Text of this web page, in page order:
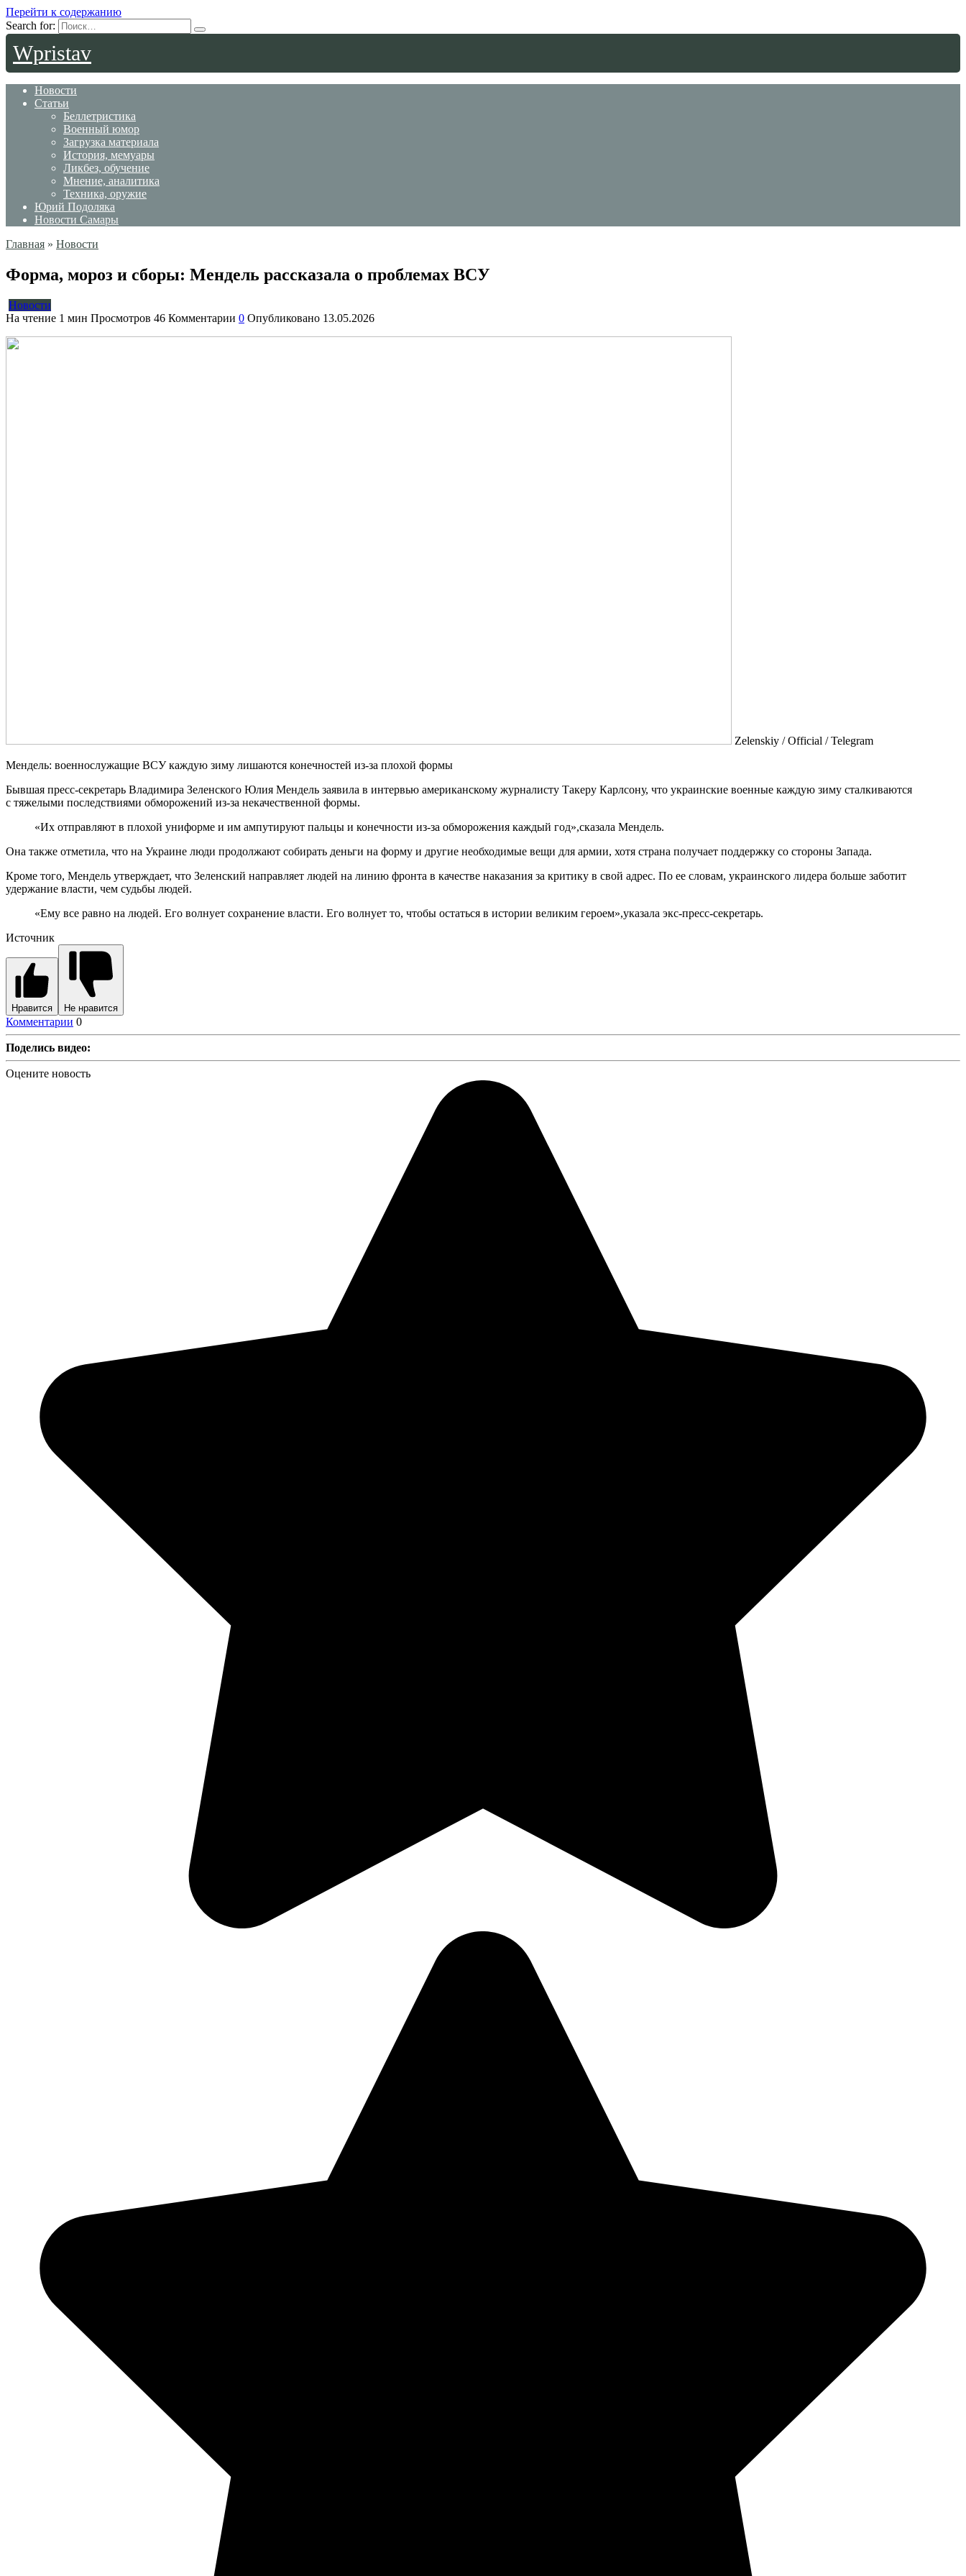
Перейти к содержанию
Search for:
Wpristav
Новости
Статьи
Беллетристика
Военный юмор
Загрузка материала
История, мемуары
Ликбез, обучение
Мнение, аналитика
Техника, оружие
Юрий Подоляка
Новости Самары
Главная » Новости
Форма, мороз и сборы: Мендель рассказала о проблемах ВСУ
Новости
На чтение 1 мин Просмотров 46 Комментарии 0 Опубликовано 13.05.2026
Zеlеnskiу / Оfficiаl / Telegram
Мендель: военнослужащие ВСУ каждую зиму лишаются конечностей из-за плохой формы
Бывшая пресс-секретарь Владимира Зеленского Юлия Мендель заявила в интервью американскому журналисту Такеру Карлсону, что украинские военные каждую зиму сталкиваются
с тяжелыми последствиями обморожений из-за некачественной формы.
«Их отправляют в плохой униформе и им ампутируют пальцы и конечности из-за обморожения каждый год»,сказала Мендель.
Она также отметила, что на Украине люди продолжают собирать деньги на форму и другие необходимые вещи для армии, хотя страна получает поддержку со стороны Запада.
Кроме того, Мендель утверждает, что Зеленский направляет людей на линию фронта в качестве наказания за критику в свой адрес. По ее словам, украинского лидера больше заботит
удержание власти, чем судьбы людей.
«Ему все равно на людей. Его волнует сохранение власти. Его волнует то, чтобы остаться в истории великим героем»,указала экс-пресс-секретарь.
Источник
Нравится Не нравится
Комментарии 0
Поделись видео:
Оцените новость